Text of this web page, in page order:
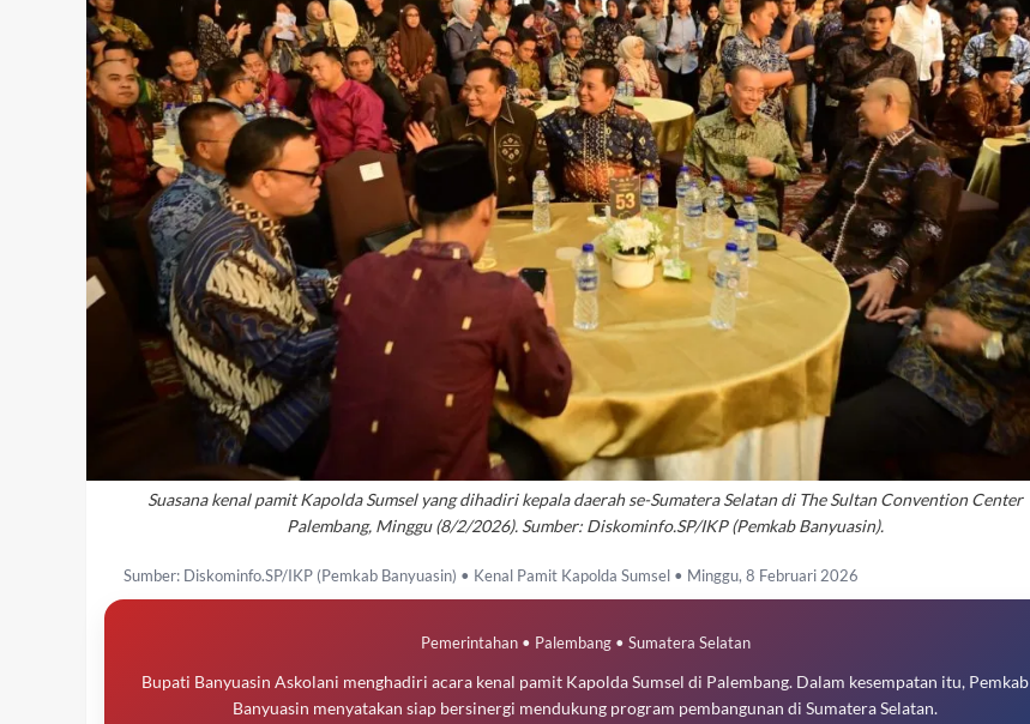
Suasana kenal pamit Kapolda Sumsel yang dihadiri kepala daerah se-Sumatera Selatan di The Sultan Convention Center
Palembang, Minggu (8/2/2026). Sumber: Diskominfo.SP/IKP (Pemkab Banyuasin).
Sumber: Diskominfo.SP/IKP (Pemkab Banyuasin) • Kenal Pamit Kapolda Sumsel • Minggu, 8 Februari 2026
Pemerintahan • Palembang • Sumatera Selatan
Bupati Banyuasin Askolani menghadiri acara kenal pamit Kapolda Sumsel di Palembang. Dalam kesempatan itu, Pemkab
Banyuasin menyatakan siap bersinergi mendukung program pembangunan di Sumatera Selatan.